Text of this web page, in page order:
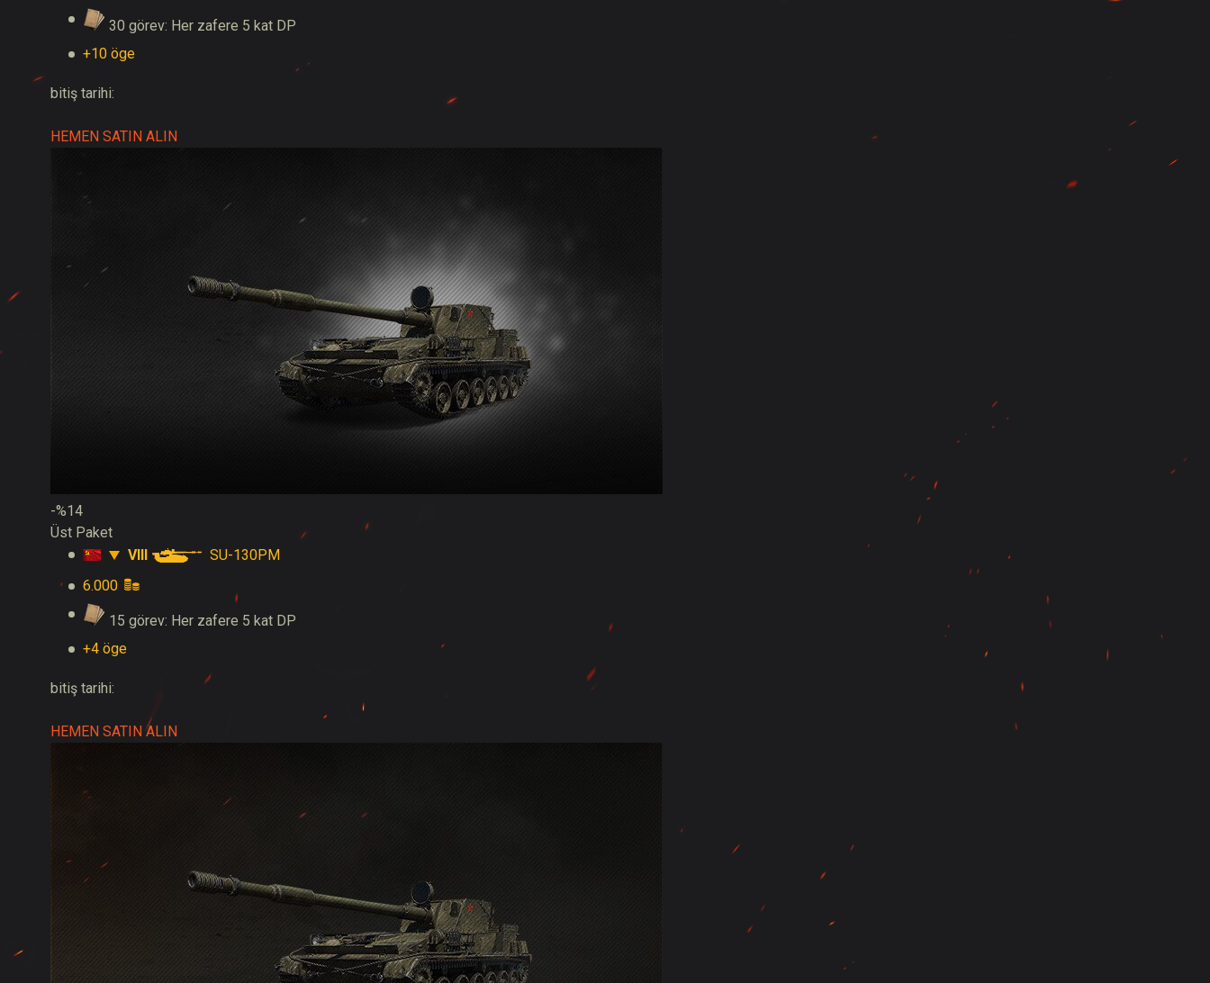
30 görev: Her zafere 5 kat DP
+10 öge
bitiş tarihi:
HEMEN SATIN ALIN
-%14
Üst Paket
VIII
SU-130PM
6.000
15 görev: Her zafere 5 kat DP
+4 öge
bitiş tarihi:
HEMEN SATIN ALIN